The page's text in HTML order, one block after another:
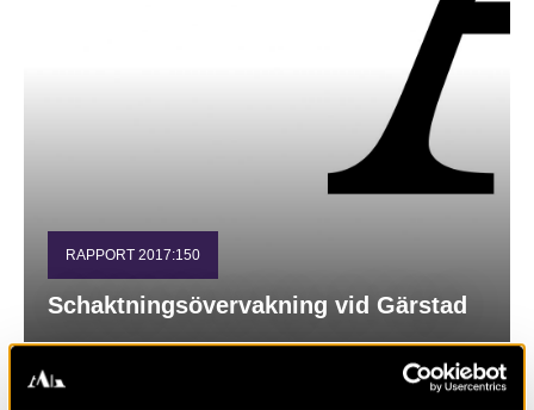
RAPPORT 2017:150
Schaktningsövervakning vid Gärstad